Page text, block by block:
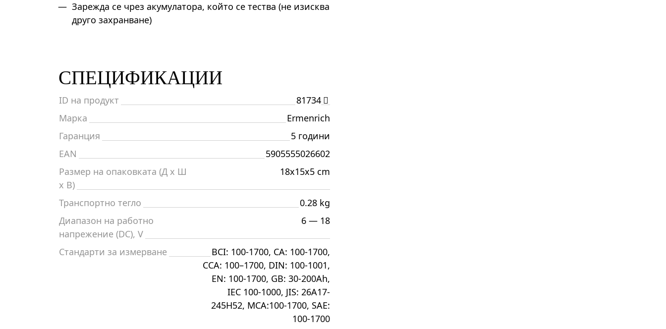
Зарежда се чрез акумулатора, който се тества (не изисква
друго захранване)
СПЕЦИФИКАЦИИ
ID на продукт
81734
Марка
Ermenrich
Гаранция
5 години
EAN
5905555026602
Размер на опаковката (Д x Ш
x В)
18x15x5 cm
Транспортно тегло
0.28 kg
Диапазон на работно
напрежение (DC), V
6 — 18
Стандарти за измерване
BCI: 100-1700, CA: 100-1700,
CCA: 100–1700, DIN: 100-1001,
EN: 100-1700, GB: 30-200Ah,
IEC 100-1000, JIS: 26A17-
245H52, MCA:100-1700, SAE:
100-1700